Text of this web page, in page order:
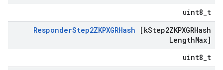
uint8_t
ResponderStep2ZKPXGRHash [kStep2ZKPXGRHash
LengthMax]
uint8_t